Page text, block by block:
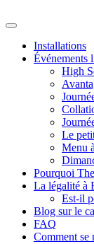
Installations
Événements
High
Le
Menu
Pourquoi
La légalité à
Est-il
Blog sur le
FAQ
Comment se